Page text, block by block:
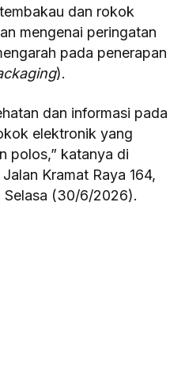
dan rokok
mengenai peringatan
pada penerapan
).
dan informasi pada
elektronik yang
polos,” katanya di
Kramat Raya 164,
Selasa (30/6/2026).